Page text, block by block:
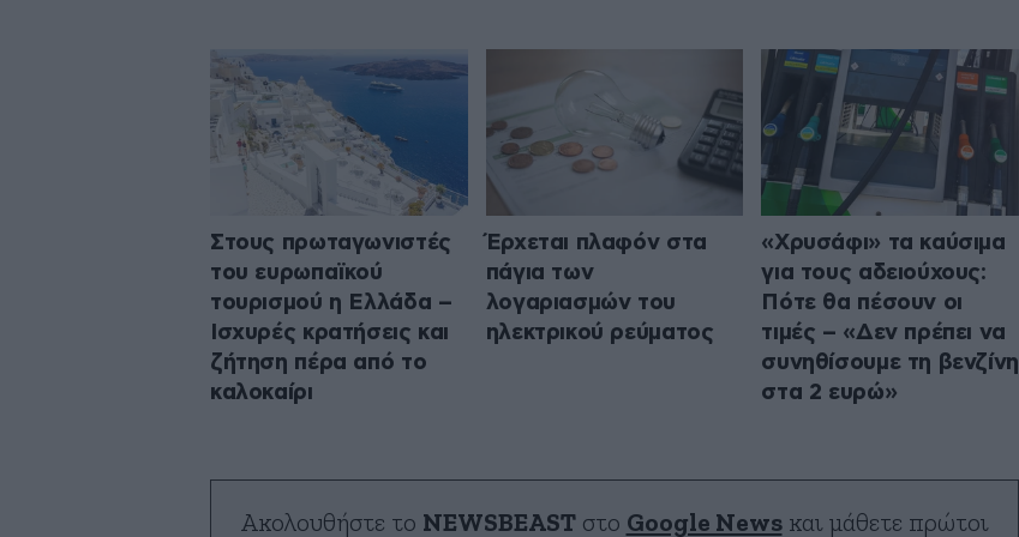
Στους πρωταγωνιστές
του ευρωπαϊκού
τουρισμού η Ελλάδα –
Ισχυρές κρατήσεις και
ζήτηση πέρα από το
καλοκαίρι
Έρχεται πλαφόν στα
πάγια των
λογαριασμών του
ηλεκτρικού ρεύματος
«Χρυσάφι» τα καύσιμα
για τους αδειούχους:
Πότε θα πέσουν οι
τιμές – «Δεν πρέπει να
συνηθίσουμε τη βενζίνη
στα 2 ευρώ»
Ακολουθήστε το NEWSBEASTστο Google Newsκαι μάθετε πρώτοι